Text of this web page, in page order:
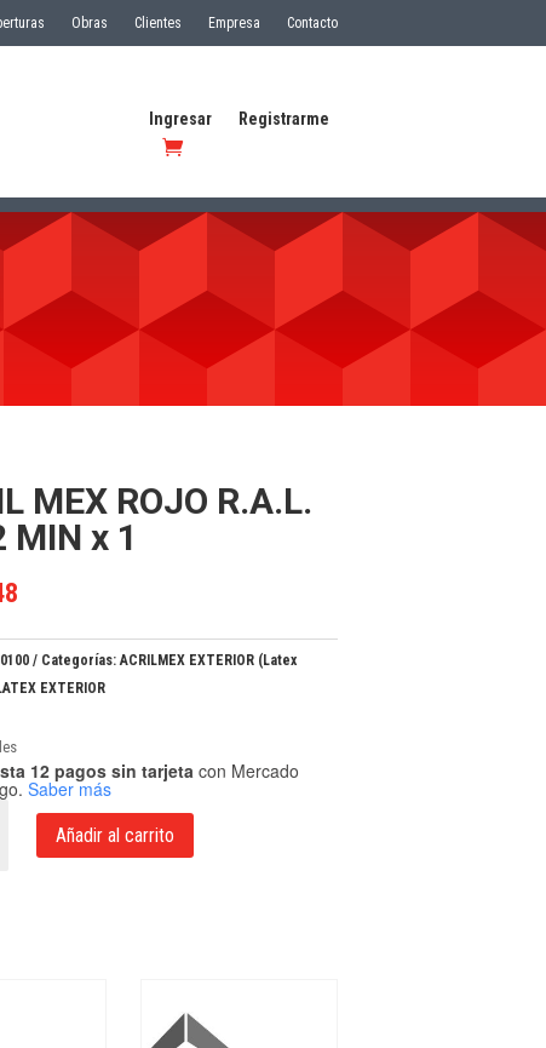
Obras Clientes Empresa Contacto
Ingresar Registrarme
MEX ROJO R.A.L.
MIN x 1
Categorías:ACRILMEX EXTERIOR (Latex
EXTERIOR
12 pagos sin tarjetacon Mercado
Saber más
Añadir al carrito